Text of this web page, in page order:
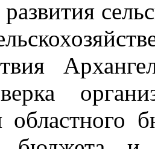
областного